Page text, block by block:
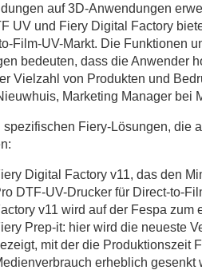
auf 3D-Anwendungen
UV und Fiery Digital Factory
Film-UV-Markt. Die Funktionen
bedeuten, dass die Anwender
Vielzahl von Produkten und
Marketing Manager bei
spezifischen Fiery-Lösungen, die
Digital Factory v11, das den
DTF-UV-Drucker für Direct-to-
v11 wird auf der Fespa zum
Prep-it: hier wird die neueste
mit der die Produktionszeit
erheblich gesenkt